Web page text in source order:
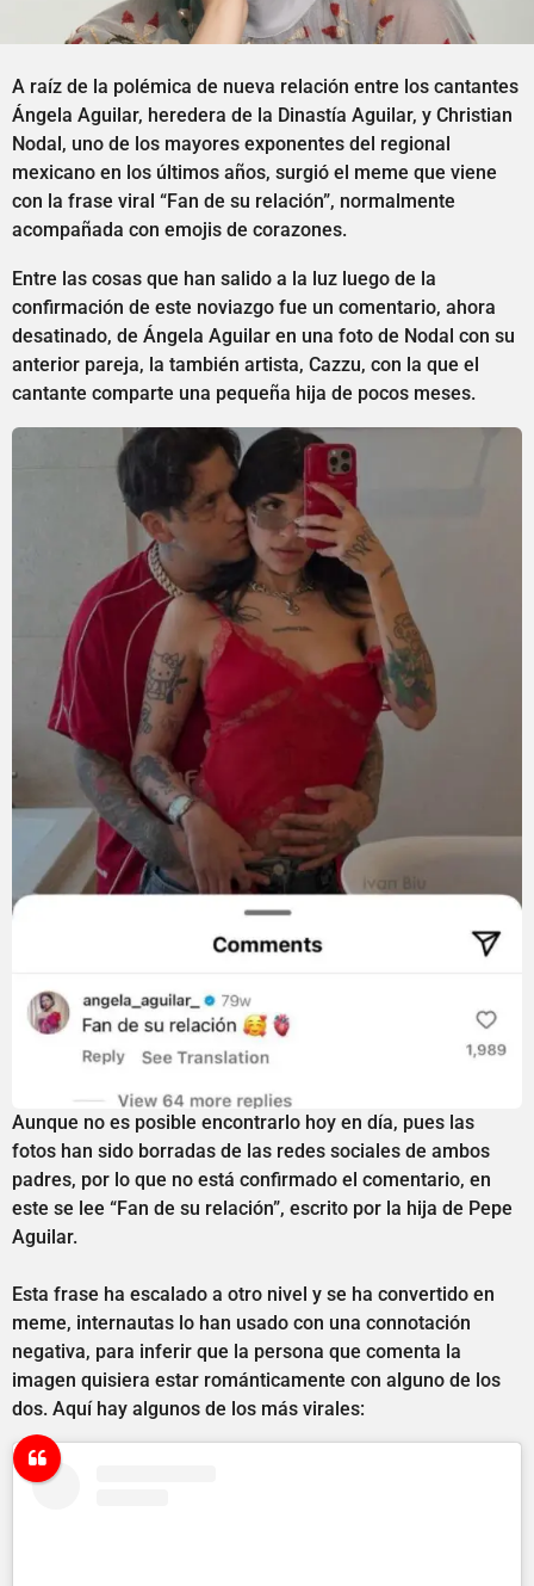
A raíz de la polémica de nueva relación entre los cantantes
Ángela Aguilar, heredera de la Dinastía Aguilar, y Christian
Nodal, uno de los mayores exponentes del regional
mexicano en los últimos años, surgió el meme que viene
con la frase viral “Fan de su relación”, normalmente
acompañada con emojis de corazones.
Entre las cosas que han salido a la luz luego de la
confirmación de este noviazgo fue un comentario, ahora
desatinado, de Ángela Aguilar en una foto de Nodal con su
anterior pareja, la también artista, Cazzu, con la que el
cantante comparte una pequeña hija de pocos meses.
Aunque no es posible encontrarlo hoy en día, pues las
fotos han sido borradas de las redes sociales de ambos
padres, por lo que no está confirmado el comentario, en
este se lee “Fan de su relación”, escrito por la hija de Pepe
Aguilar.
Esta frase ha escalado a otro nivel y se ha convertido en
meme, internautas lo han usado con una connotación
negativa, para inferir que la persona que comenta la
imagen quisiera estar románticamente con alguno de los
dos. Aquí hay algunos de los más virales: